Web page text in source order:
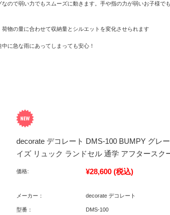
ので弱い力でもスムーズに動きます。手や指の力が弱いお子様で
物の量に合わせて収納量とシルエットを変化させられます
に急な雨にあってしまっても安心！
decorate デコレート DMS-100 BUMPY グレ
イズ リュック ランドセル 通学 アフタースク
価格: ¥28,600 (税込)
メーカー： decorate デコレート
型番： DMS-100